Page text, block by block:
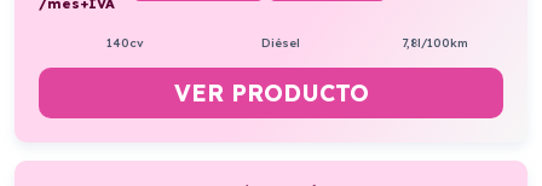
/mes+IVA
140cv Diésel 7,8l/100km
VER PRODUCTO